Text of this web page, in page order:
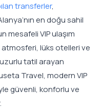
transferler,
en doğu sahil
mesafeli VIP ulaşım
atmosferi, lüks otelleri ve
tatil arayan
Travel, modern VIP
güvenli, konforlu ve